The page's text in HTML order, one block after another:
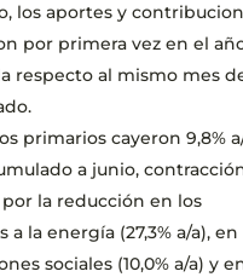
los aportes y
por primera vez en el
respecto al mismo mes
primarios cayeron 9,8%
a junio,
la reducción en los
a la energía (27,3% a/a), en
sociales (10,0% a/a) y